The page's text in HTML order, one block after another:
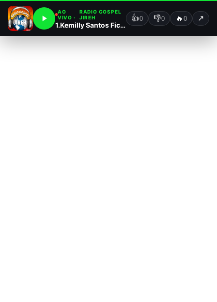
AO
VIVO ·
RADIO GOSPEL
JIREH
1.Kemilly Santos Fica Tranquilo (Cd Fica Tranquilo) 2017.mp3
👍0 👎0 🔥 0 ↗